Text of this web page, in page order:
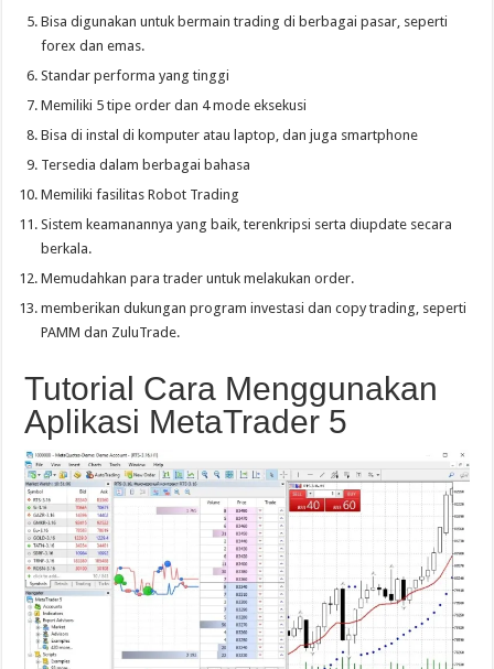
Bisa digunakan untuk bermain trading di berbagai pasar, seperti
forex dan emas.
Standar performa yang tinggi
Memiliki 5 tipe order dan 4 mode eksekusi
Bisa di instal di komputer atau laptop, dan juga smartphone
Tersedia dalam berbagai bahasa
Memiliki fasilitas Robot Trading
Sistem keamanannya yang baik, terenkripsi serta diupdate secara
berkala.
Memudahkan para trader untuk melakukan order.
memberikan dukungan program investasi dan copy trading, seperti
PAMM dan ZuluTrade.
Tutorial Cara Menggunakan
Aplikasi MetaTrader 5